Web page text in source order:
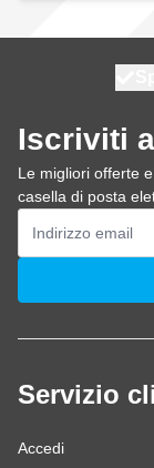
Iscriviti
Le migliori offerte
casella di posta
Indirizzo email
Servizio
Accedi